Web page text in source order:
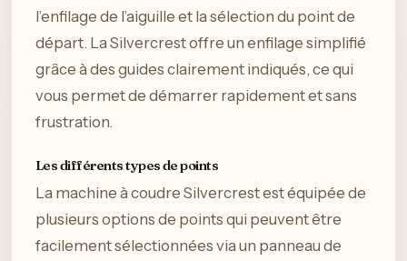
l’enfilage de l’aiguille et la sélection du point de
départ. La Silvercrest offre un enfilage simplifié
grâce à des guides clairement indiqués, ce qui
vous permet de démarrer rapidement et sans
frustration.
Les différents types de points
La machine à coudre Silvercrest est équipée de
plusieurs options de points qui peuvent être
facilement sélectionnées via un panneau de